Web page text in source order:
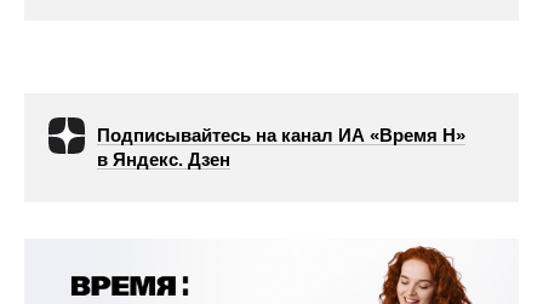
Подписывайтесь на канал ИА «Время Н»
в Яндекс. Дзен